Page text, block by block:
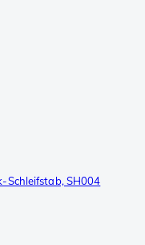
Schleifstab, SH004